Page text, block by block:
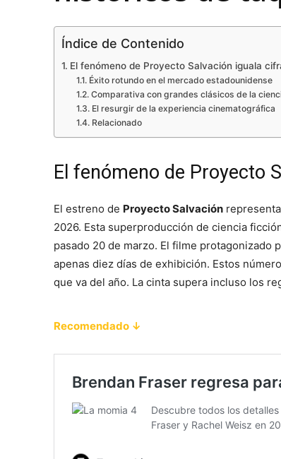
Índice de Contenido
El fenómeno de Proyecto Salvación iguala
Éxito rotundo en el mercado estadounidense
Comparativa con grandes clásicos de la
El resurgir de la experiencia cinematográfica
Relacionado
El fenómeno de Proyecto
El estreno de Proyecto Salvación
2026. Esta superproducción de ciencia
pasado 20 de marzo. El filme protagonizado
apenas diez días de exhibición. Estos
que va del año. La cinta supera incluso los
Recomendado ↓